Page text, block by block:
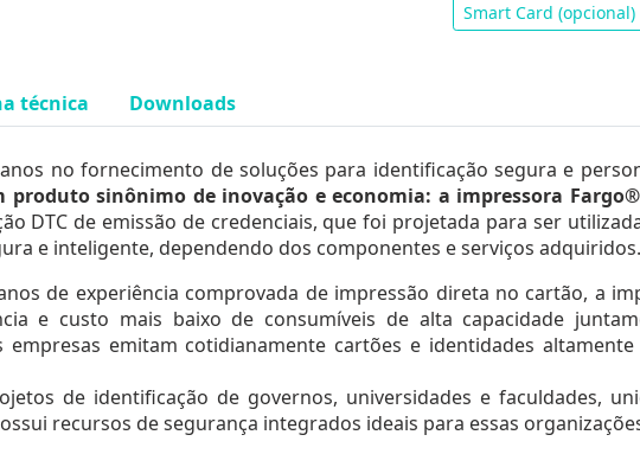
Smart Card (opcional)
técnica Downloads
no fornecimento de soluções para identificação segura e
produto sinônimo de inovação e economia: a impressora Fargo®
DTC de emissão de credenciais, que foi projetada para ser
e inteligente, dependendo dos componentes e serviços adquiridos.
de experiência comprovada de impressão direta no cartão, a
e custo mais baixo de consumíveis de alta capacidade
empresas emitam cotidianamente cartões e identidades
de identificação de governos, universidades e faculdades,
recursos de segurança integrados ideais para essas